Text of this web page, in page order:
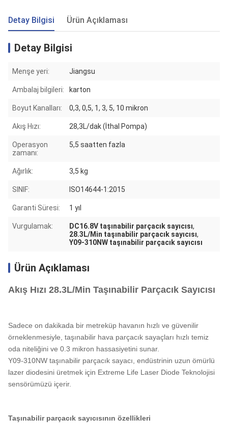
Detay Bilgisi Ürün Açıklaması
Detay Bilgisi
Menşe yeri: Jiangsu
Ambalaj bilgileri: karton
Boyut Kanalları: 0,3, 0,5, 1, 3, 5, 10 mikron
Akış Hızı: 28,3L/dak (İthal Pompa)
Operasyon
zamanı:
5,5 saatten fazla
Ağırlık: 3,5 kg
SINIF: ISO14644-1:2015
Garanti Süresi: 1 yıl
Vurgulamak: DC16.8V taşınabilir parçacık sayıcısı,
28.3L/Min taşınabilir parçacık sayıcısı,
Y09-310NW taşınabilir parçacık sayıcısı
Ürün Açıklaması
Akış Hızı 28.3L/Min Taşınabilir Parçacık Sayıcısı
Sadece on dakikada bir metreküp havanın hızlı ve güvenilir
örneklenmesiyle, taşınabilir hava parçacık sayaçları hızlı temiz
oda niteliğini ve 0.3 mikron hassasiyetini sunar.
Y09-310NW taşınabilir parçacık sayacı, endüstrinin uzun ömürlü
lazer diodesini üretmek için Extreme Life Laser Diode Teknolojisi
sensörümüzü içerir.
Taşınabilir parçacık sayıcısının özellikleri